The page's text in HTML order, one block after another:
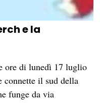
e la
ore di lunedì 17 luglio
connette il sud della
funge da via